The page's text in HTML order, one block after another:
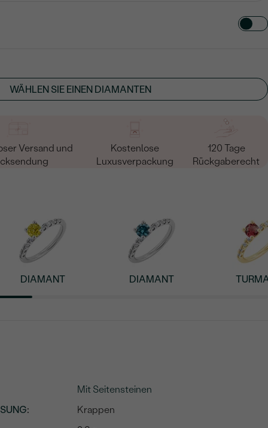
WÄHLEN SIE EINEN DIAMANTEN
Versand und
Kostenlose
Luxusverpackung
120 Tage
Rückgaberecht
DIAMANT DIAMANT
Mit Seitensteinen
:
Krappen